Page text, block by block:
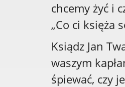
chcemy żyć i
„Co ci księża
Ksiądz Jan
waszym
śpiewać, czy